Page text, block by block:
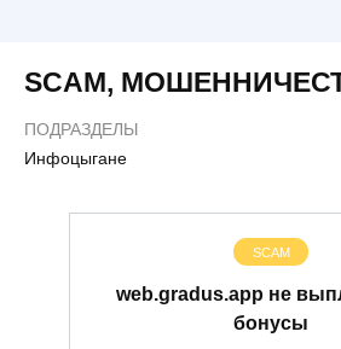
SCAM,
ПОДРАЗДЕЛЫ
Инфоцыгане
SCAM
web.gradus.app не
бонусы